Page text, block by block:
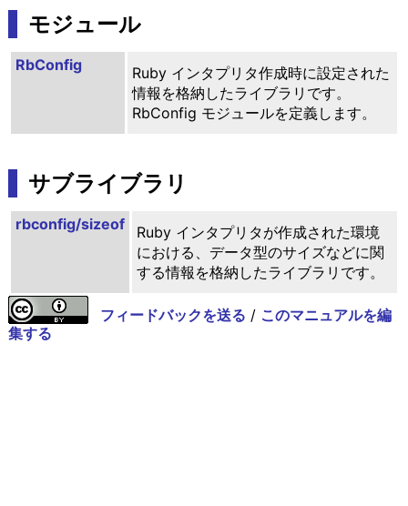
モジュール
RbConfig
Ruby インタプリタ作成時に設定された
情報を格納したライブラリです。
RbConfig モジュールを定義します。
サブライブラリ
rbconfig/sizeof
Ruby インタプリタが作成された環境
における、データ型のサイズなどに関
する情報を格納したライブラリです。
フィードバックを送る / このマニュアルを編
集する